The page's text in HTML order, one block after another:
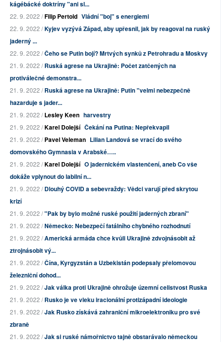
kágébácké doktríny "ani sl...
22. 9. 2022 /Filip Pertold Vládní "boj" s energiemi
22. 9. 2022 /Kyjev vyzývá Západ, aby upřesnil, jak by reagoval na ruský
jaderný ...
22. 9. 2022 /Čeho se Putin bojí? Mrtvých synků z Petrohradu a Moskvy
21. 9. 2022 /Ruská agrese na Ukrajině: Počet zatčených na
protiválečné demonstra...
21. 9. 2022 /Ruská agrese na Ukrajině: Putin "velmi nebezpečně
hazarduje s jader...
21. 9. 2022 /Lesley Keen harvestry
21. 9. 2022 /Karel Dolejší Čekání na Putina: Nepřekvapil
21. 9. 2022 /Pavel Veleman Lilian Landová se vrací do svého
domovského Gymnasia v Arabské…..
21. 9. 2022 /Karel Dolejší O jadernickém vlastenčení, aneb Co vše
dokáže vplynout do labilní n...
21. 9. 2022 /Dlouhý COVID a sebevraždy: Vědci varují před skrytou
krizí
21. 9. 2022 /"Pak by bylo možné ruské použití jaderných zbraní"
21. 9. 2022 /Německo: Nebezpečí fatálního chybného rozhodnutí
21. 9. 2022 /Americká armáda chce kvůli Ukrajině zdvojnásobit až
ztrojnásobit vý...
21. 9. 2022 /Čína, Kyrgyzstán a Uzbekistán podepsaly přelomovou
železniční dohod...
21. 9. 2022 /Jak válka proti Ukrajině ohrožuje územní celistvost Ruska
21. 9. 2022 /Rusko je ve vleku iracionální protizápadní ideologie
21. 9. 2022 /Jak Rusko získává zahraniční mikroelektroniku pro své
zbraně
21. 9. 2022 /Jak si ruské námořnictvo tajně obstarávalo německou